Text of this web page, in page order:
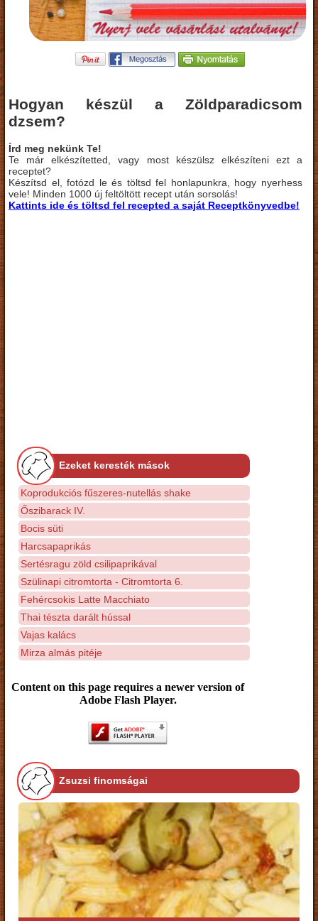
Hogyan készül a Zöldparadicsom
dzsem?
Írd meg nekünk Te!
Te már elkészítetted, vagy most készülsz elkészíteni ezt a
receptet?
Készítsd el, fotózd le és töltsd fel honlapunkra, hogy nyerhess
vele! Minden 1000 új feltöltött recept után sorsolás!
Kattints ide és töltsd fel recepted a saját Receptkönyvedbe!
Ezeket keresték mások
Koprodukciós fűszeres-nutellás shake
Őszibarack IV.
Bocis süti
Harcsapaprikás
Sertésragu zöld csilipaprikával
Szülinapi citromtorta - Citromtorta 6.
Fehércsokis Latte Macchiato
Thai tészta darált hússal
Vajas kalács
Mirza almás pitéje
Content on this page requires a newer version of
Adobe Flash Player.
Zsuzsi finomságai